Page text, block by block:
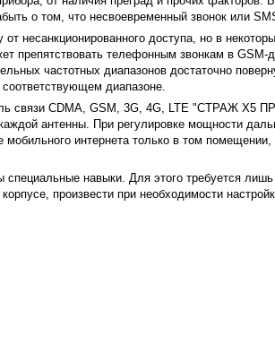
о том, что несвоевременный звонок или
несанкционированного доступа, но в
телефонным звонкам в GSM-
частотных диапазонов достаточно
диапазоне.
связи CDMA, GSM, 3G, 4G, LTE "СТРАЖ Х5
антенны. При регулировке мощности
интернета только в том
навыки. Для этого требуется лишь
произвести при необходимости